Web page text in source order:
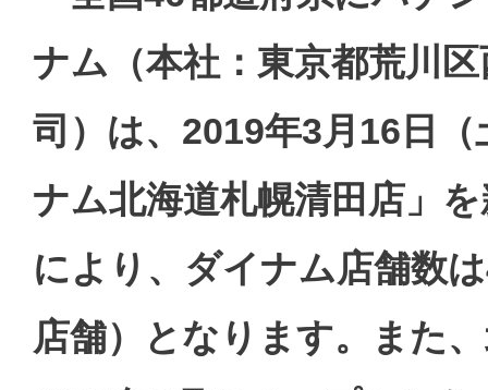
ナム（本社：東京都荒川
司）は、2019年3月16日
ナム北海道札幌清田店」
により、ダイナム店舗数
店舗）となります。また